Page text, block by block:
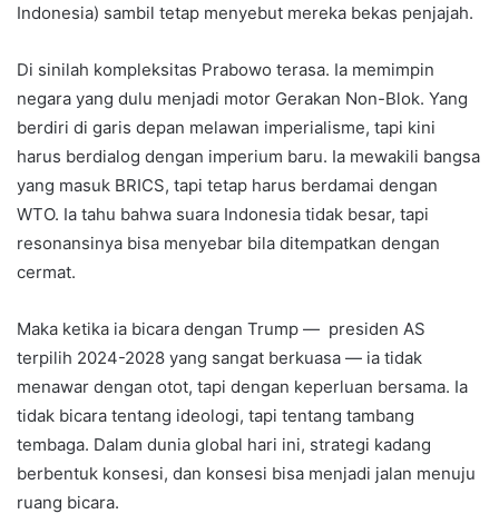
Indonesia) sambil tetap menyebut mereka bekas penjajah.
Di sinilah kompleksitas Prabowo terasa. Ia memimpin
negara yang dulu menjadi motor Gerakan Non-Blok. Yang
berdiri di garis depan melawan imperialisme, tapi kini
harus berdialog dengan imperium baru. Ia mewakili bangsa
yang masuk BRICS, tapi tetap harus berdamai dengan
WTO. Ia tahu bahwa suara Indonesia tidak besar, tapi
resonansinya bisa menyebar bila ditempatkan dengan
cermat.
Maka ketika ia bicara dengan Trump — presiden AS
terpilih 2024-2028 yang sangat berkuasa — ia tidak
menawar dengan otot, tapi dengan keperluan bersama. Ia
tidak bicara tentang ideologi, tapi tentang tambang
tembaga. Dalam dunia global hari ini, strategi kadang
berbentuk konsesi, dan konsesi bisa menjadi jalan menuju
ruang bicara.